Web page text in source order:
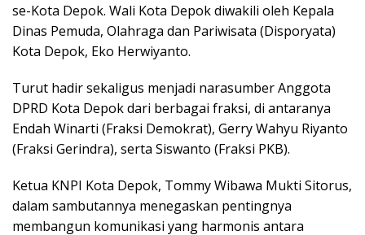
se-Kota Depok. Wali Kota Depok diwakili oleh Kepala
Dinas Pemuda, Olahraga dan Pariwisata (Disporyata)
Kota Depok, Eko Herwiyanto.
Turut hadir sekaligus menjadi narasumber Anggota
DPRD Kota Depok dari berbagai fraksi, di antaranya
Endah Winarti (Fraksi Demokrat), Gerry Wahyu Riyanto
(Fraksi Gerindra), serta Siswanto (Fraksi PKB).
Ketua KNPI Kota Depok, Tommy Wibawa Mukti Sitorus,
dalam sambutannya menegaskan pentingnya
membangun komunikasi yang harmonis antara